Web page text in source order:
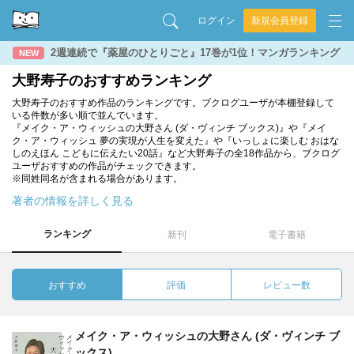
ログイン 新規会員登録
NEW 2週連続で『薬屋のひとりごと』17巻が1位！マンガランキング
大野寿子のおすすめランキング
大野寿子のおすすめ作品のランキングです。ブクログユーザが本棚登録して
いる件数が多い順で並んでいます。
『メイク・ア・ウィッシュの大野さん (ダ・ヴィンチ ブックス)』や『メイ
ク・ア・ウィッシュ 夢の実現が人生を変えた』や『いっしょに楽しむ おはな
しのえほん こどもに伝えたい20話』など大野寿子の全18作品から、ブクログ
ユーザおすすめの作品がチェックできます。
※同姓同名が含まれる場合があります。
著者の情報を詳しく見る
ランキング 新刊 電子書籍
おすすめ 評価 レビュー数
メイク・ア・ウィッシュの大野さん (ダ・ヴィンチ ブ